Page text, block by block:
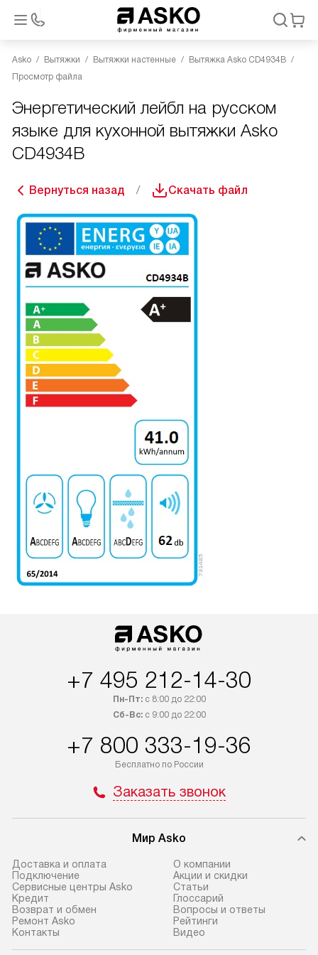
Asko Вытяжки Вытяжки настенные
Вытяжка Asko CD4934B
Просмотр файла
Энергетический лейбл на русском
языке для кухонной вытяжки Asko
CD4934B
Вернуться назад Скачать файл
+7 495 212-14-30
Пн-Пт:с 8:00 до 22:00
Сб-Вс:с 9:00 до 22:00
+7 800 333-19-36
Бесплатно по России
Заказать звонок
Мир Asko
Доставка и оплата
Подключение
Сервисные центры Asko
Кредит
Возврат и обмен
Ремонт Asko
Контакты
О компании
Акции и скидки
Статьи
Глоссарий
Вопросы и ответы
Рейтинги
Видео